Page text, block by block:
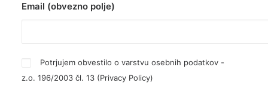
Email (obvezno polje)
Potrjujem obvestilo o varstvu osebnih podatkov -
z.o. 196/2003 čl. 13 (Privacy Policy)